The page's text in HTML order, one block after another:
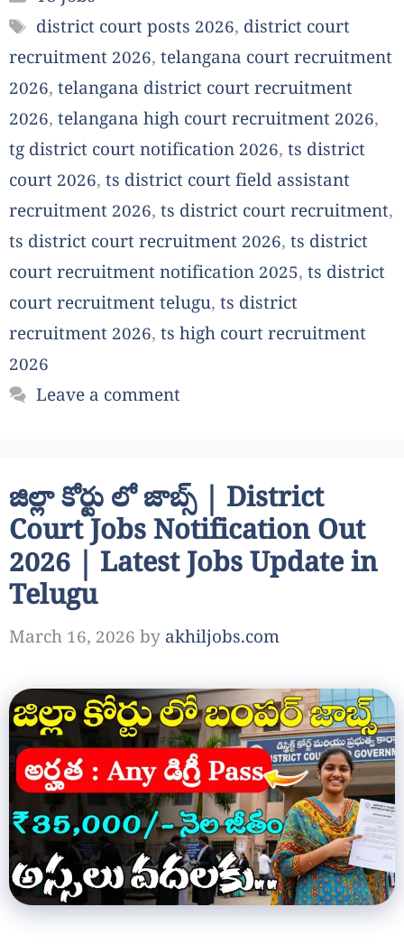
Tags
district court posts 2026, district court
recruitment 2026, telangana court recruitment
2026, telangana district court recruitment
2026, telangana high court recruitment 2026,
tg district court notification 2026, ts district
court 2026, ts district court field assistant
recruitment 2026, ts district court recruitment,
ts district court recruitment 2026, ts district
court recruitment notification 2025, ts district
court recruitment telugu, ts district
recruitment 2026, ts high court recruitment
2026
Leave a comment
జిల్లా కోర్టు లో జాబ్స్ | District
Court Jobs Notification Out
2026 | Latest Jobs Update in
Telugu
March 16, 2026 by akhiljobs.com